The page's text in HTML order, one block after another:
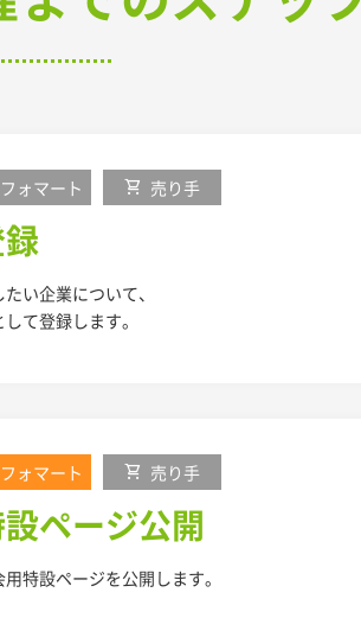
ォマート shopping_cart 売り手
い企業について、
て登録します。
ォマート shopping_cart 売り手
ページ公開
特設ページを公開します。